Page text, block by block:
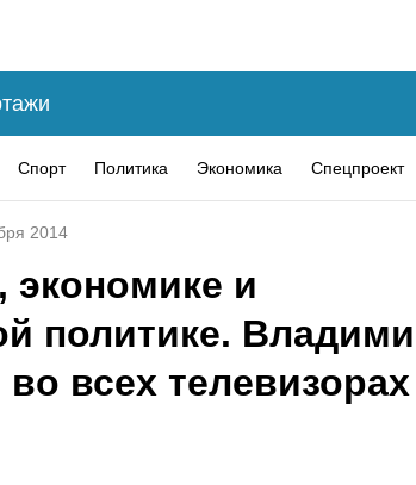
Спорт Политика Экономика Спецпроект
2014
экономике и
политике.
всех телевизорах